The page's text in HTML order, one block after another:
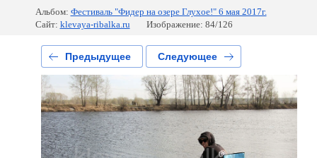
Альбом: Фестиваль "Фидер на озере Глухое!" 6 мая 2017г.
Сайт: klevaya-ribalka.ru Изображение: 84/126
Предыдущее Следующее